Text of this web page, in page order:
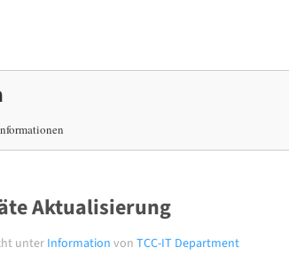
Aktualisierung
unter Information von TCC-IT Department